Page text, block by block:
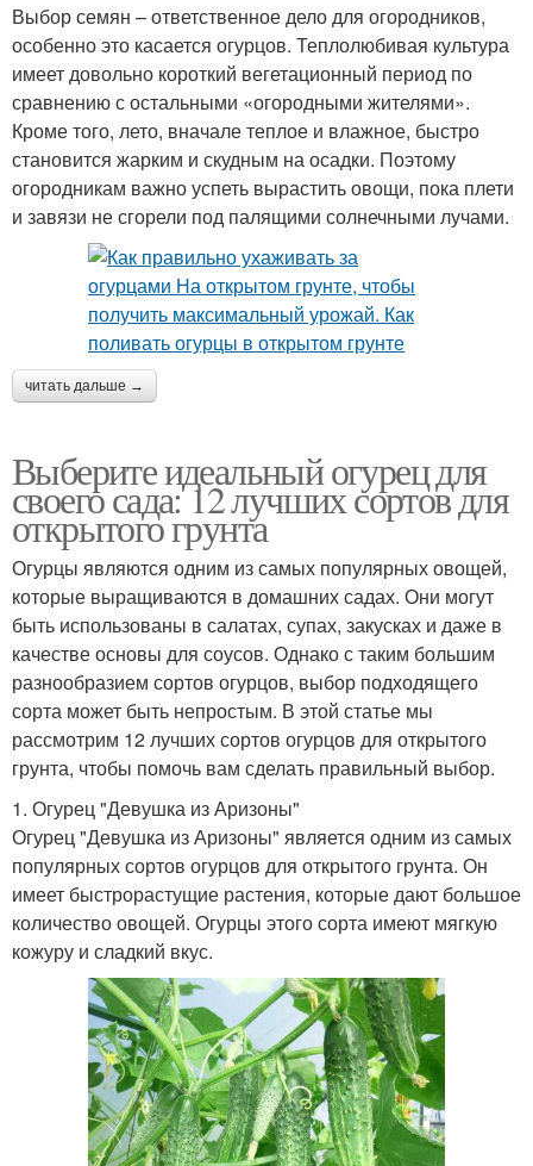
Выбор семян – ответственное дело для огородников,
особенно это касается огурцов. Теплолюбивая культура
имеет довольно короткий вегетационный период по
сравнению с остальными «огородными жителями».
Кроме того, лето, вначале теплое и влажное, быстро
становится жарким и скудным на осадки. Поэтому
огородникам важно успеть вырастить овощи, пока плети
и завязи не сгорели под палящими солнечными лучами.
читать дальше →
Выберите идеальный огурец для
своего сада: 12 лучших сортов для
открытого грунта
Огурцы являются одним из самых популярных овощей,
которые выращиваются в домашних садах. Они могут
быть использованы в салатах, супах, закусках и даже в
качестве основы для соусов. Однако с таким большим
разнообразием сортов огурцов, выбор подходящего
сорта может быть непростым. В этой статье мы
рассмотрим 12 лучших сортов огурцов для открытого
грунта, чтобы помочь вам сделать правильный выбор.
1. Огурец "Девушка из Аризоны"
Огурец "Девушка из Аризоны" является одним из самых
популярных сортов огурцов для открытого грунта. Он
имеет быстрорастущие растения, которые дают большое
количество овощей. Огурцы этого сорта имеют мягкую
кожуру и сладкий вкус.